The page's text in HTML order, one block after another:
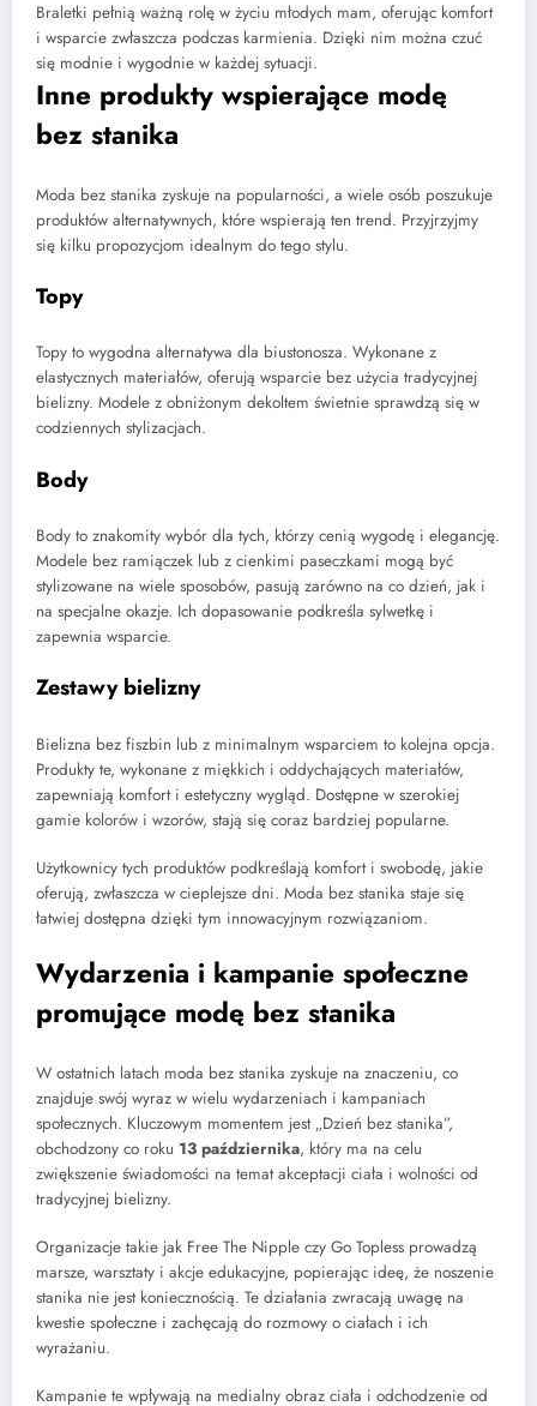
Braletki pełnią ważną rolę w życiu młodych mam, oferując komfort
i wsparcie zwłaszcza podczas karmienia. Dzięki nim można czuć
się modnie i wygodnie w każdej sytuacji.
Inne produkty wspierające modę
bez stanika
Moda bez stanika zyskuje na popularności, a wiele osób poszukuje
produktów alternatywnych, które wspierają ten trend. Przyjrzyjmy
się kilku propozycjom idealnym do tego stylu.
Topy
Topy to wygodna alternatywa dla biustonosza. Wykonane z
elastycznych materiałów, oferują wsparcie bez użycia tradycyjnej
bielizny. Modele z obniżonym dekoltem świetnie sprawdzą się w
codziennych stylizacjach.
Body
Body to znakomity wybór dla tych, którzy cenią wygodę i elegancję.
Modele bez ramiączek lub z cienkimi paseczkami mogą być
stylizowane na wiele sposobów, pasują zarówno na co dzień, jak i
na specjalne okazje. Ich dopasowanie podkreśla sylwetkę i
zapewnia wsparcie.
Zestawy bielizny
Bielizna bez fiszbin lub z minimalnym wsparciem to kolejna opcja.
Produkty te, wykonane z miękkich i oddychających materiałów,
zapewniają komfort i estetyczny wygląd. Dostępne w szerokiej
gamie kolorów i wzorów, stają się coraz bardziej popularne.
Użytkownicy tych produktów podkreślają komfort i swobodę, jakie
oferują, zwłaszcza w cieplejsze dni. Moda bez stanika staje się
łatwiej dostępna dzięki tym innowacyjnym rozwiązaniom.
Wydarzenia i kampanie społeczne
promujące modę bez stanika
W ostatnich latach moda bez stanika zyskuje na znaczeniu, co
znajduje swój wyraz w wielu wydarzeniach i kampaniach
społecznych. Kluczowym momentem jest „Dzień bez stanika”,
obchodzony co roku 13 października, który ma na celu
zwiększenie świadomości na temat akceptacji ciała i wolności od
tradycyjnej bielizny.
Organizacje takie jak Free The Nipple czy Go Topless prowadzą
marsze, warsztaty i akcje edukacyjne, popierając ideę, że noszenie
stanika nie jest koniecznością. Te działania zwracają uwagę na
kwestie społeczne i zachęcają do rozmowy o ciałach i ich
wyrażaniu.
Kampanie te wpływają na medialny obraz ciała i odchodzenie od